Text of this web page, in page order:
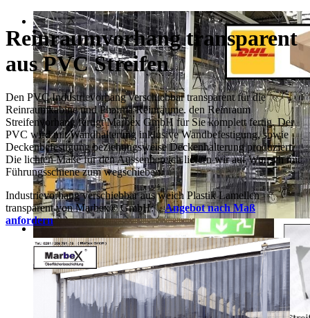
Reinraumvorhang transparent
aus PVC Streifen
Den PVC Industrievorhang verschiebbar transparent für die
Reinraumkabine und Pharma Reinräume. den Reinraum
Streifenvorhang fertigt Marbex GmbH für Sie komplett fertig. Der
PVC wird mit Wandhalterung inklusive Wandbefestigung, sowie
Deckenbefestigung beziehungsweise Deckenhalterung produziert.
Die lichten Maße für den Aussenbereich liefern wir auf Wunsch mit
Führungsschiene zum wegschieben.
Industrievorhang verschiebbar aus weich Plastik Lamellen
transparent von Marbex®GmbH:
Angebot nach Maß
anfordern